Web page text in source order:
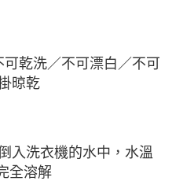
可乾洗／不可漂白 ／不可
晾乾
入洗衣機的水中，水溫
全溶解